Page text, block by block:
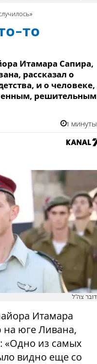
то
Итамара Сапира,
рассказал о
и о человеке,
решительным
1 минуты
דובר צה"ל
Итамара
юге Ливана,
«Одно из самых
видно еще со